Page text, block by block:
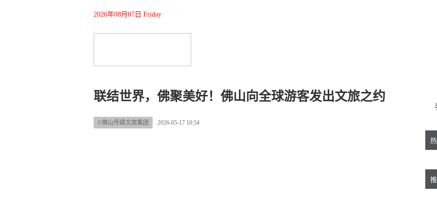
2026年08月07日 Friday
联结世界，佛聚美好！佛山向全球游客发出文旅之约
©佛山传媒文旅集团 2026-05-17 10:54